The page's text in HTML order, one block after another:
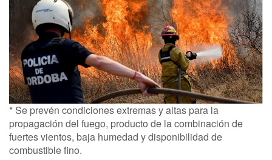
* Se prevén condiciones extremas y altas para la
propagación del fuego, producto de la combinación de
fuertes vientos, baja humedad y disponibilidad de
combustible fino.